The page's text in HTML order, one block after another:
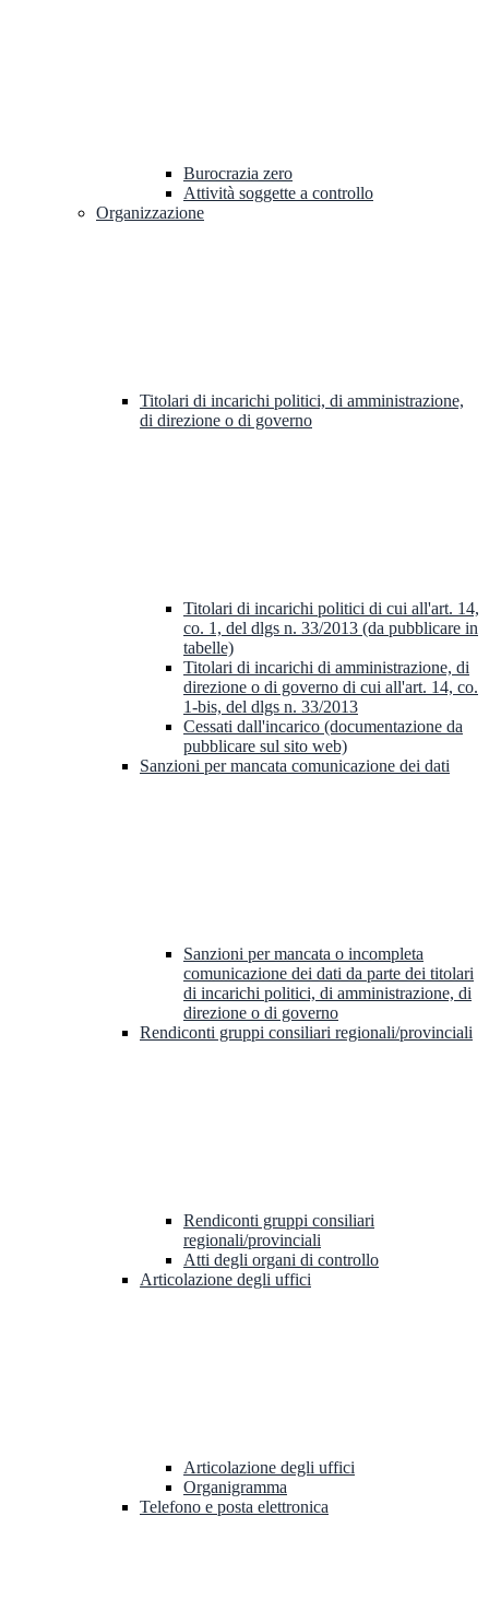
Burocrazia zero
Attività soggette a controllo
Organizzazione
Titolari di incarichi politici, di amministrazione,
di direzione o di governo
Titolari di incarichi politici di cui all'art. 14,
co. 1, del dlgs n. 33/2013 (da pubblicare in
tabelle)
Titolari di incarichi di amministrazione, di
direzione o di governo di cui all'art. 14, co.
1-bis, del dlgs n. 33/2013
Cessati dall'incarico (documentazione da
pubblicare sul sito web)
Sanzioni per mancata comunicazione dei dati
Sanzioni per mancata o incompleta
comunicazione dei dati da parte dei titolari
di incarichi politici, di amministrazione, di
direzione o di governo
Rendiconti gruppi consiliari regionali/provinciali
Rendiconti gruppi consiliari
regionali/provinciali
Atti degli organi di controllo
Articolazione degli uffici
Articolazione degli uffici
Organigramma
Telefono e posta elettronica